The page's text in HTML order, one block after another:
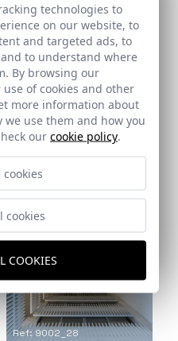
Ref: 9002_26
Ref: 9002_28
technologies to
on our website, to
and targeted ads, to
to understand where
By browsing our
of cookies and other
more information about
we use them and how you
our cookie policy.
cookies
COOKIES